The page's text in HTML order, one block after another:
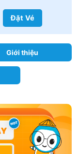
Đặt Vé
Giới thiệu